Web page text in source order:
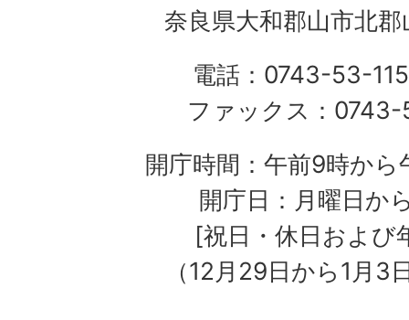
奈良県大和郡山市北
電話：0743-53-
ファックス：
開庁時間：午前9時か
開庁日：月曜日か
[祝日・休日および
（12月29日から1月3